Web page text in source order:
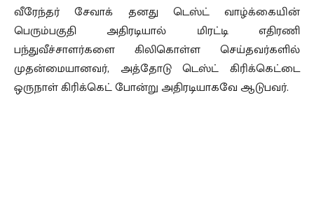
வீரேந்தர் சேவாக் தனது டெஸ்ட் வாழ்க்கையின்
பெரும்பகுதி அதிரடியால் மிரட்டி எதிரணி
பந்துவீச்சாளர்களை கிலிகொள்ள செய்தவர்களில்
முதன்மையானவர், அத்தோடு டெஸ்ட் கிரிக்கெட்டை
ஒருநாள் கிரிக்கெட் போன்று அதிரடியாகவே ஆடுபவர்.